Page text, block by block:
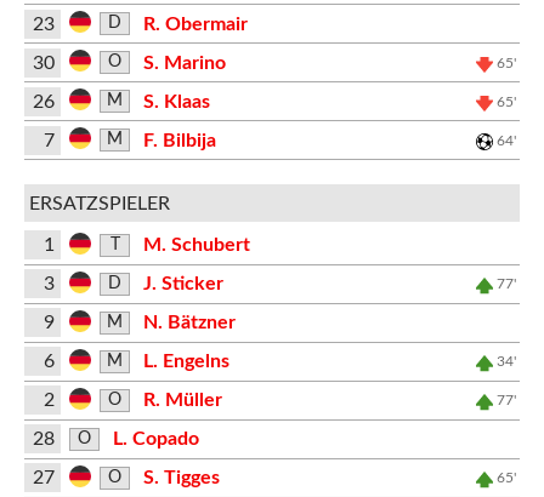
23
D
R. Obermair
30
O S. Marino 65'
26 M S. Klaas 65'
7 M F. Bilbija 64'
ERSATZSPIELER
1
M. Schubert
3
D J. Sticker 77'
9 M
N. Bätzner
6
M L. Engelns 34'
2 O R. Müller 77'
28 O
L. Copado
27
O S. Tigges 65'